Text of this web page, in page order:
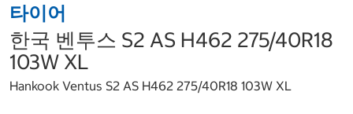
타이어
한국 벤투스 S2 AS H462 275/40R18
103W XL
Hankook Ventus S2 AS H462 275/40R18 103W XL